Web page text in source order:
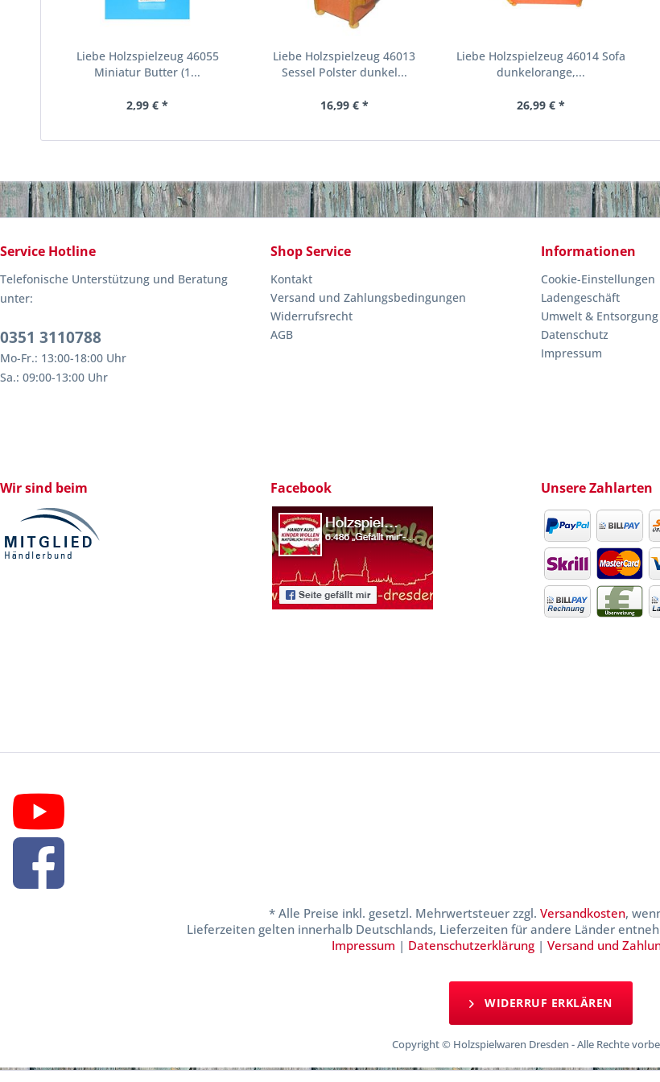
Liebe Holzspielzeug 46055
Miniatur Butter (1...
2,99 € *
Liebe Holzspielzeug 46013
Sessel Polster dunkel...
16,99 € *
Liebe Holzspielzeug 46014 Sofa
dunkelorange,...
26,99 € *
Service Hotline
Telefonische Unterstützung und Beratung
unter:
0351 3110788
Mo-Fr.: 13:00-18:00 Uhr
Sa.: 09:00-13:00 Uhr
Shop Service
Kontakt
Versand und Zahlungsbedingungen
Widerrufsrecht
AGB
Informationen
Cookie-Einstellungen
Ladengeschäft
Umwelt & Entsorgung
Datenschutz
Impressum
Wir sind beim Facebook Unsere Zahlarten
* Alle Preise inkl. gesetzl. Mehrwertsteuer zzgl. Versandkosten,
Lieferzeiten gelten innerhalb Deutschlands, Lieferzeiten für andere Länder
Impressum | Datenschutzerklärung| Versand und
WIDERRUF ERKLÄREN
Copyright © Holzspielwaren Dresden - Alle Rechte